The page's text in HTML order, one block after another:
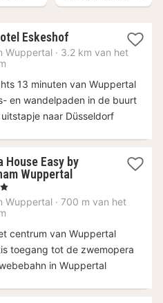
Eskeshof1
nacht
€
Wuppertal · 3.2 km van het
13 minuten van Wuppertal
en wandelpaden in de buurt
naar Düsseldorf
House Easy by
Wuppertal2
vanaf
Wuppertal · 700 m van het
centrum van Wuppertal
toegang tot de zwemopera
in Wuppertal